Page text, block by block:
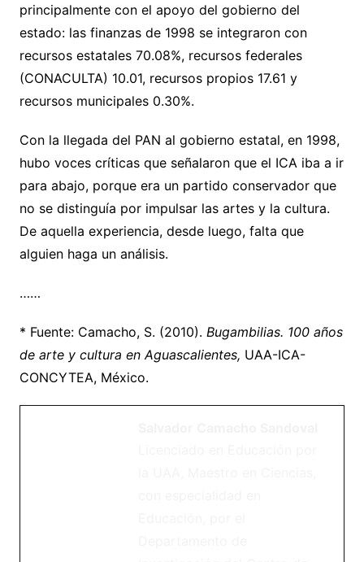
principalmente con el apoyo del gobierno del
estado: las finanzas de 1998 se integraron con
recursos estatales 70.08%, recursos federales
(CONACULTA) 10.01, recursos propios 17.61 y
recursos municipales 0.30%.
Con la llegada del PAN al gobierno estatal, en 1998,
hubo voces críticas que señalaron que el ICA iba a ir
para abajo, porque era un partido conservador que
no se distinguía por impulsar las artes y la cultura.
De aquella experiencia, desde luego, falta que
alguien haga un análisis.
……
* Fuente: Camacho, S. (2010). Bugambilias. 100 años
de arte y cultura en Aguascalientes, UAA-ICA-
CONCYTEA, México.